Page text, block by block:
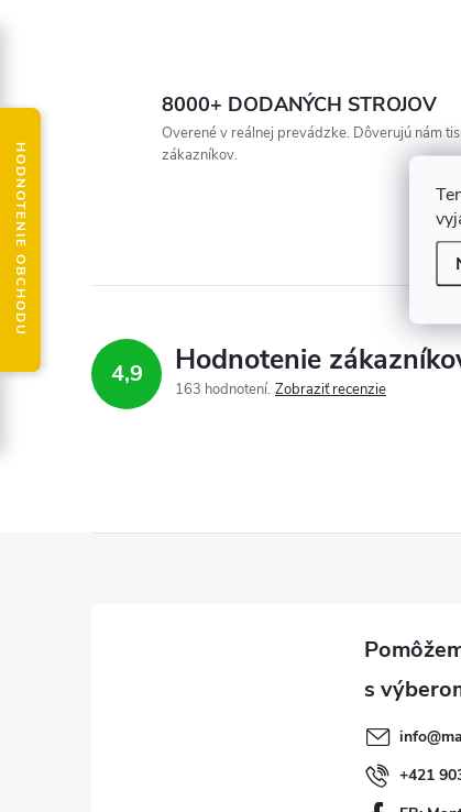
8000+ DODANÝCH STROJOV
Overené v reálnej prevádzke. Dôverujú nám
zákazníkov.
4,9 Hodnotenie
163 hodnotení Zobraziť recenzie
info@
+421
HODNOTENIE OBCHODU